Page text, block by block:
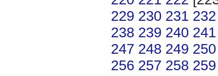
229 230 231 232
238 239 240 241
247 248 249 250
256 257 258 259